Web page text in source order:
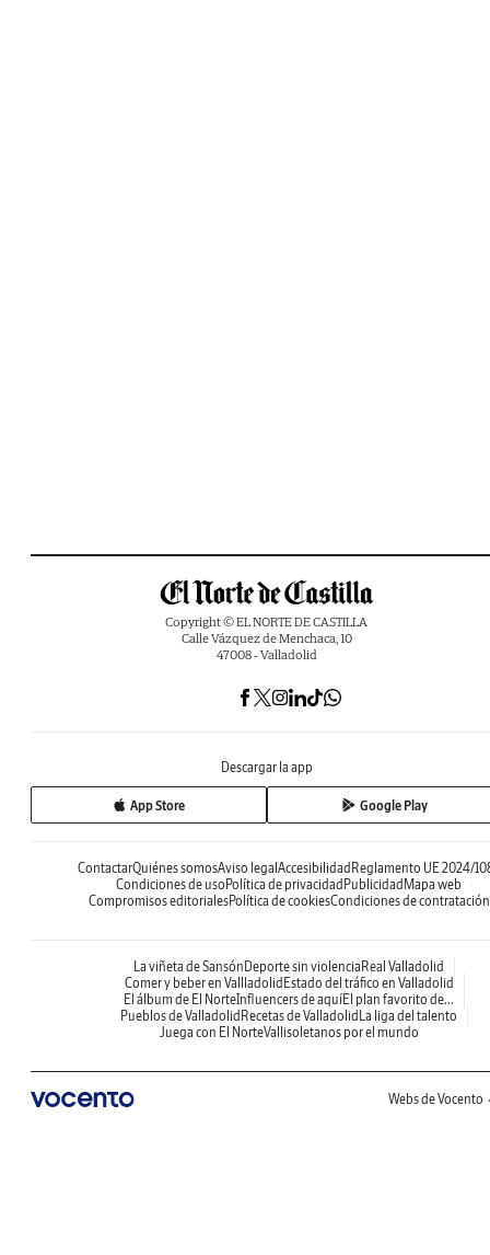
Copyright © EL NORTE DE CASTILLA
Calle Vázquez de Menchaca, 10
47008 - Valladolid
Descargar la app
App Store Google Play
ContactarQuiénes somosAviso legal Accesibilidad Reglamento UE 2024/
Condiciones de uso Política de privacidad Publicidad Mapa web
Compromisos editorialesPolítica de cookiesCondiciones de contratación
La viñeta de Sansón Deporte sin violencia Real Valladolid
Comer y beber en Vallladolid Estado del tráfico en Valladolid
El álbum de El NorteInfluencers de aquíEl plan favorito de...
Pueblos de Valladolid Recetas de Valladolid La liga del talento
Juega con El NorteVallisoletanos por el mundo
Webs de Vocento